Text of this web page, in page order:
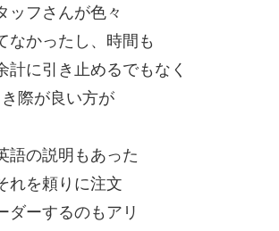
ッフさんが色々
なかったし、時間も
に引き止めるでもなく
際が良い方が
語の説明もあった
れを頼りに注文
ダーするのもアリ